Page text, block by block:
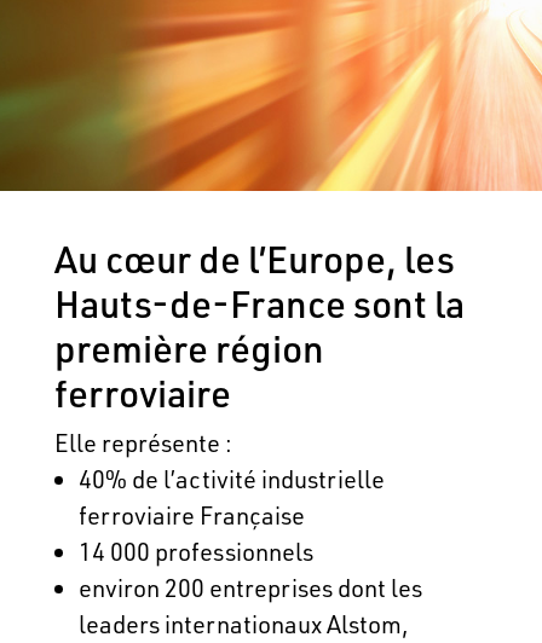
Au cœur de l’Europe, les
Hauts-de-France sont la
première région
ferroviaire
Elle représente :
40% de l’activité industrielle
ferroviaire Française
14 000 professionnels
environ 200 entreprises dont les
leaders internationaux Alstom,